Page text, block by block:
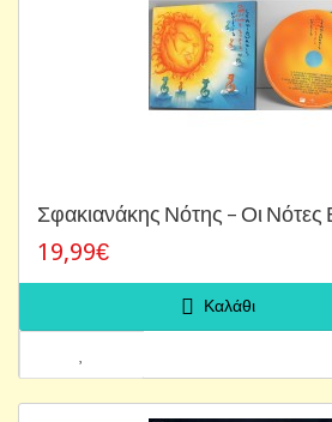
Σφακιανάκης Νότης – Οι Νότες
19,99€
Καλάθι